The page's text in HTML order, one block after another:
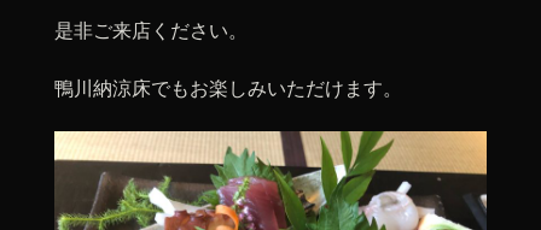
是非ご来店ください。
鴨川納涼床でもお楽しみいただけます。